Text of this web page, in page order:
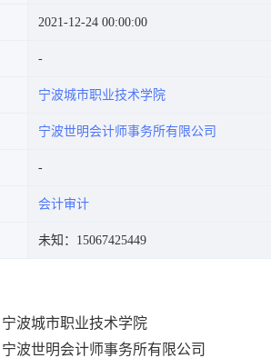
2021-12-24 00:00:00
宁波城市职业技术学院
宁波世明会计师事务所有限公司
会计审计
未知：15067425449
波城市职业技术学院
波世明会计师事务所有限公司